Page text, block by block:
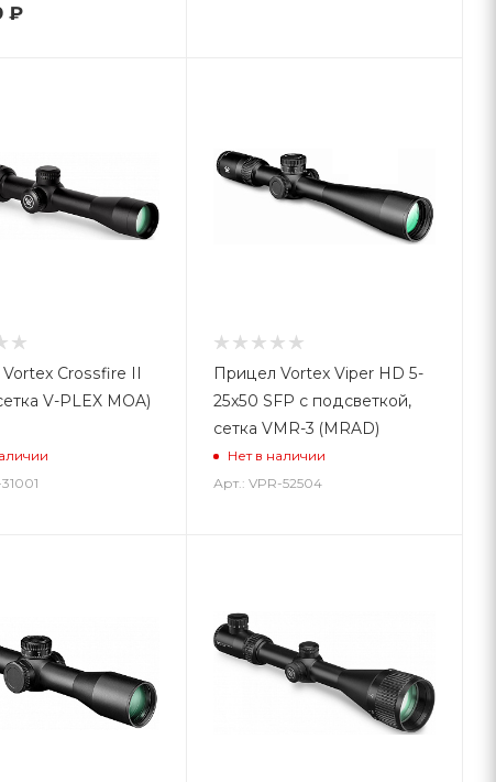
₽
Crossfire II
V-PLEX MOA)
Прицел Vortex Viper HD 5-
25x50 SFP с подсветкой,
сетка VMR-3 (MRAD)
Нет в наличии
Арт.: VPR-52504